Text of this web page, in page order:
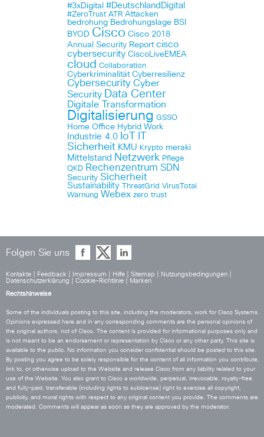
#3xDigital #DeutschlandDigital
#ZeroTrust ATR Attacken
bedrohung Bedrohungslage BSI
BYOD Cisco Cisco 2018
Annual Security Report cisco
cybersecurity CiscoLiveEMEA
cloud Collaboration
Cyberkriminalität Cyberresilienz
Cybersecurity Cyber
Security Data Center
Digitale Transformation
Digitalisierung GSSO
Home Office Hybrid Work
Industrie 4.0 IoT
Sicherheit KMU Krypto meraki
Mittelstand Netzwerk Pflege
QKD Rechenzentrum SDN
Security Sicherheit
Sustainability ThreatGrid VirusTotal
Warnung Webex zero trust
Folgen Sie uns
Kontakte Feedback Impressum Hilfe Sitemap Nutzungsbedingungen
Datenschutzerklärung
Cookie-Richtlinie
Marken
Rechtshinweise
Some of the individuals posting to this site, including the moderators, work for Cisco Systems.
Opinions expressed here and in any corresponding comments are the personal opinions of
the original authors, not of Cisco. The content is provided for informational purposes only and
is not meant to be an endorsement or representation by Cisco or any other party. This site is
available to the public. No information you consider confidential should be posted to this site.
By posting you agree to be solely responsible for the content of all information you contribute,
link to, or otherwise upload to the Website and release Cisco from any liability related to your
use of the Website. You also grant to Cisco a worldwide, perpetual, irrevocable, royalty-free
and fully-paid, transferable (including rights to sublicense) right to exercise all copyright,
publicity, and moral rights with respect to any original content you provide. The comments are
moderated. Comments will appear as soon as they are approved by the moderator.